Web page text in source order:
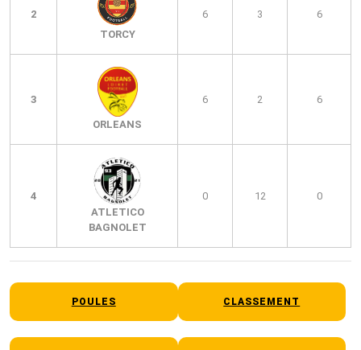
2
TORCY
6 3 6
3
ORLEANS
6 2 6
4
ATLETICO
BAGNOLET
0 12 0
POULES CLASSEMENT